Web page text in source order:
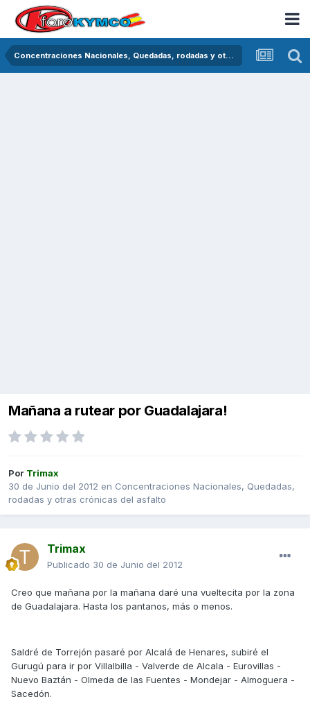
Concentraciones Nacionales, Quedadas, rodadas y otras crónicas del asfalto
Mañana a rutear por Guadalajara!
Por Trimax
30 de Junio del 2012 en Concentraciones Nacionales, Quedadas,
rodadas y otras crónicas del asfalto
Trimax
Publicado 30 de Junio del 2012
Creo que mañana por la mañana daré una vueltecita por la zona
de Guadalajara. Hasta los pantanos, más o menos.
Saldré de Torrejón pasaré por Alcalá de Henares, subiré el
Gurugú para ir por Villalbilla - Valverde de Alcala - Eurovillas -
Nuevo Baztán - Olmeda de las Fuentes - Mondejar - Almoguera -
Sacedón.